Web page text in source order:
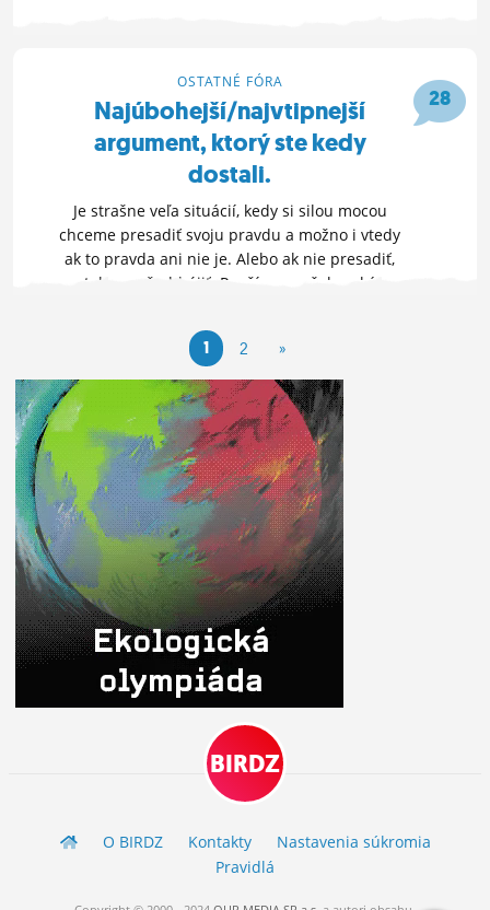
28
OSTATNÉ FÓRA
Najúbohejší/najvtipnejší
argument, ktorý ste kedy
dostali.
Je strašne veľa situácií, kedy si silou mocou
chceme presadiť svoju pravdu a možno i vtedy
ak to pravda ani nie je. Alebo ak nie presadiť,
tak aspoň obhájiť. Používame všakovaké
OTVOR FÓRUM »
21. 3. 2010 19:16
1 2 »
BIRDZ
O BIRDZ Kontakty
Nastavenia súkromia
Pravidlá